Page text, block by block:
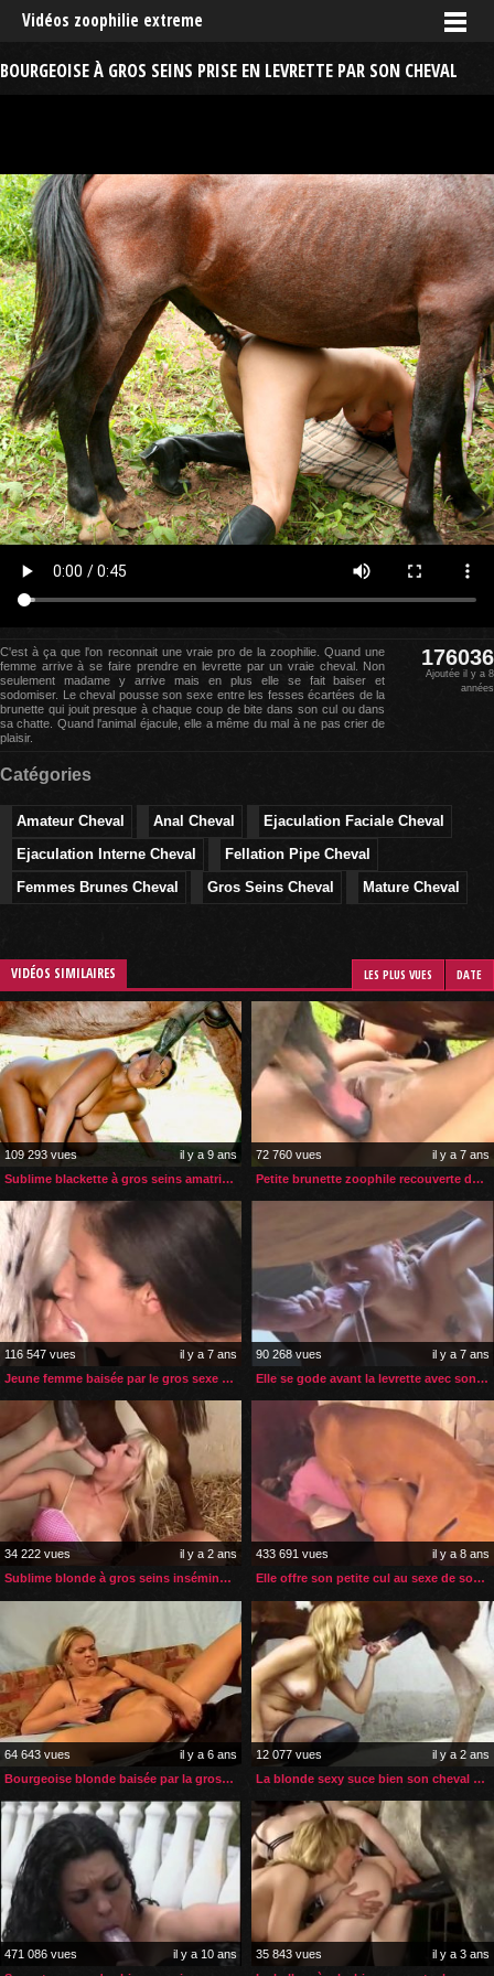
Vidéos zoophilie extreme
BOURGEOISE À GROS SEINS PRISE EN LEVRETTE PAR SON CHEVAL
C'est à ça que l'on reconnait une vraie pro de la zoophilie. Quand une
femme arrive à se faire prendre en levrette par un vraie cheval. Non
seulement madame y arrive mais en plus elle se fait baiser et
sodomiser. Le cheval pousse son sexe entre les fesses écartées de la
brunette qui jouit presque à chaque coup de bite dans son cul ou dans
sa chatte. Quand l'animal éjacule, elle a même du mal à ne pas crier de
plaisir.
176036
Ajoutée il y a 8
années
Catégories
Amateur Cheval Anal Cheval
Ejaculation Faciale Cheval
Ejaculation Interne Cheval
Fellation Pipe Cheval
Femmes Brunes Cheval
Gros Seins Cheval Mature Cheval
VIDÉOS SIMILAIRES LES PLUS VUES DATE
109 293 vues
il y a 9 ans
Sublime blackette à gros seins amatrice de sexe zoo
72 760 vues
il y a 7 ans
Petite brunette zoophile recouverte de sperme de cheval
116 547 vues
il y a 7 ans
Jeune femme baisée par le gros sexe de son petit poney
90 268 vues
il y a 7 ans
Elle se gode avant la levrette avec son cheval
34 222 vues
il y a 2 ans
Sublime blonde à gros seins inséminée par son cheval
433 691 vues
il y a 8 ans
Elle offre son petite cul au sexe de son gros chien
64 643 vues
il y a 6 ans
Bourgeoise blonde baisée par la grosse bite de son chien
12 077 vues
il y a 2 ans
La blonde sexy suce bien son cheval avant qu’il l’encule
471 086 vues
il y a 10 ans
35 843 vues
il y a 3 ans